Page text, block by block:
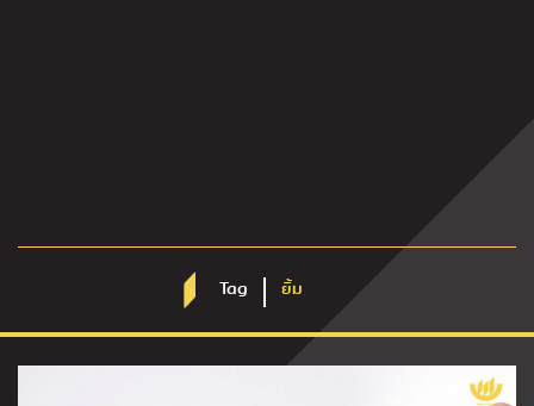
Tag ยิ้ม